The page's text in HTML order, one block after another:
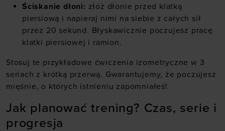
Ściskanie dłoni: złóż dłonie przed klatką
piersiową i napieraj nimi na siebie z całych sił
przez 20 sekund. Błyskawicznie poczujesz pracę
klatki piersiowej i ramion.
Stosuj te przykładowe ćwiczenia izometryczne w 3
seriach z krótką przerwą. Gwarantujemy, że poczujesz
mięśnie, o których istnieniu zapomniałeś!
Jak planować trening? Czas, serie i
progresja